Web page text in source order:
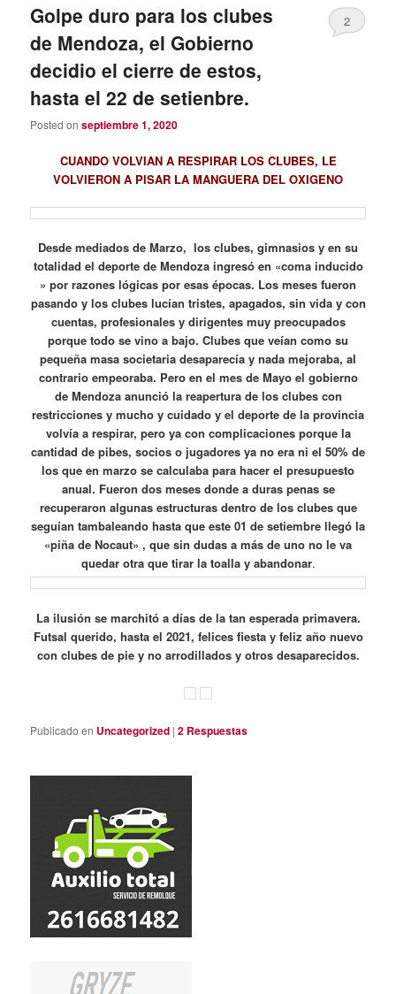
Golpe duro para los clubes
de Mendoza, el Gobierno
decidio el cierre de estos,
hasta el 22 de setienbre.
Posted onseptiembre 1, 2020
2
CUANDO VOLVIAN A RESPIRAR LOS CLUBES, LE
VOLVIERON A PISAR LA MANGUERA DEL OXIGENO
Desde mediados de Marzo, los clubes, gimnasios y en su
totalidad el deporte de Mendoza ingresó en «coma inducido
» por razones lógicas por esas épocas. Los meses fueron
pasando y los clubes lucían tristes, apagados, sin vida y con
cuentas, profesionales y dirigentes muy preocupados
porque todo se vino a bajo. Clubes que veían como su
pequeña masa societaria desaparecía y nada mejoraba, al
contrario empeoraba. Pero en el mes de Mayo el gobierno
de Mendoza anunció la reapertura de los clubes con
restricciones y mucho y cuidado y el deporte de la provincia
volvía a respirar, pero ya con complicaciones porque la
cantidad de pibes, socios o jugadores ya no era ni el 50% de
los que en marzo se calculaba para hacer el presupuesto
anual. Fueron dos meses donde a duras penas se
recuperaron algunas estructuras dentro de los clubes que
seguían tambaleando hasta que este 01 de setiembre llegó la
«piña de Nocaut» , que sin dudas a más de uno no le va
quedar otra que tirar la toalla y abandonar.
La ilusión se marchitó a días de la tan esperada primavera.
Futsal querido, hasta el 2021, felices fiesta y feliz año nuevo
con clubes de pie y no arrodillados y otros desaparecidos.
Publicado en Uncategorized |2 Respuestas